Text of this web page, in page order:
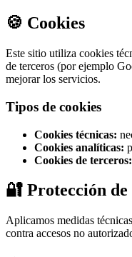
🍪 Cookies
Este sitio utiliza cookies
de terceros (por ejemplo
mejorar los servicios.
Tipos de cookies
Cookies técnicas:
Cookies analíticas:
Cookies de terceros:
🔐 Protección de
Aplicamos medidas
contra accesos no